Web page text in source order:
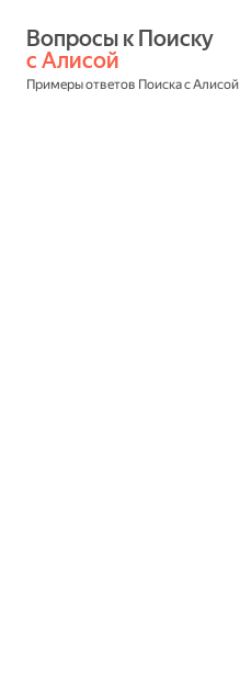
с Алисой
Примеры ответов Поиска с Алисой